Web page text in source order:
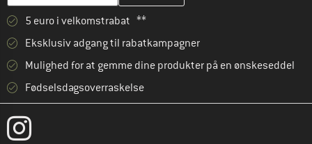
5 euro i velkomstrabat **
Eksklusiv adgang til rabatkampagner
Mulighed for at gemme dine produkter på en ønskeseddel
Fødselsdagsoverraskelse